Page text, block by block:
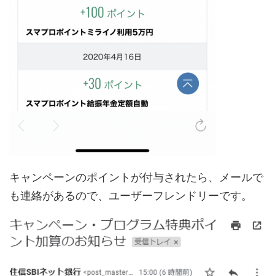
キャンペーンのポイントが付与されたら、メールで
も連絡があるので、ユーザーフレンドリーです。